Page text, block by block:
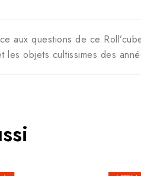
aux questions de ce
objets cultissimes des